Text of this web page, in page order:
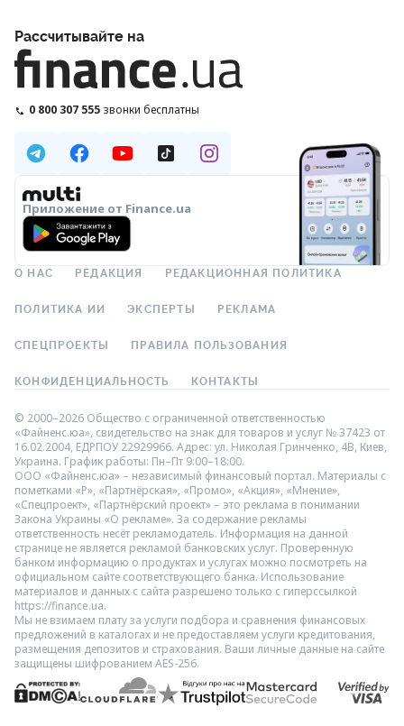
Рассчитывайте на
0 800 307 555 звонки бесплатны
Приложение от Finance.ua
О НАС РЕДАКЦИЯ РЕДАКЦИОННАЯ ПОЛИТИКА
ПОЛИТИКА ИИ ЭКСПЕРТЫ РЕКЛАМА
СПЕЦПРОЕКТЫ ПРАВИЛА ПОЛЬЗОВАНИЯ
КОНФИДЕНЦИАЛЬНОСТЬ КОНТАКТЫ
© 2000–2026 Общество с ограниченной ответственностью
«Файненс.юа», свидетельство на знак для товаров и услуг № 37423 от
16.02.2004, ЕДРПОУ 22929966. Адрес: ул. Николая Гринченко, 4В, Киев,
Украина. График работы: Пн–Пт 9:00–18:00.
ООО «Файненс.юа» – независимый финансовый портал. Материалы с
пометками «Р», «Партнёрская», «Промо», «Акция», «Мнение»,
«Спецпроект», «Партнёрский проект» – это реклама в понимании
Закона Украины «О рекламе». За содержание рекламы
ответственность несёт рекламодатель. Информация на данной
странице не является рекламой банковских услуг. Проверенную
банком информацию о продуктах и услугах можно посмотреть на
официальном сайте соответствующего банка. Использование
материалов и данных с сайта разрешено только с гиперссылкой
https://finance.ua.
Мы не взимаем плату за услуги подбора и сравнения финансовых
предложений в каталогах и не предоставляем услуги кредитования,
размещения депозитов и страхования. Ваши личные данные на сайте
защищены шифрованием AES-256.